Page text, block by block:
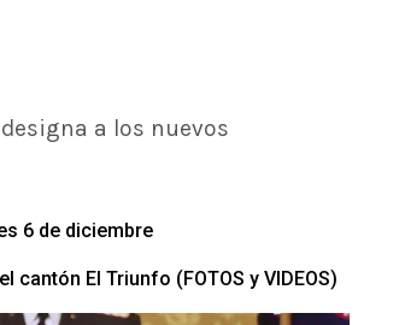
a los nuevos
6 de diciembre
El Triunfo (FOTOS y VIDEOS)